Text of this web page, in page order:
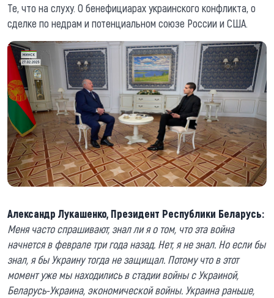
Те, что на слуху. О бенефициарах украинского конфликта, о
сделке по недрам и потенциальном союзе России и США.
Александр Лукашенко, Президент Республики Беларусь:
Меня часто спрашивают, знал ли я о том, что эта война
начнется в феврале три года назад. Нет, я не знал. Но если бы
знал, я бы Украину тогда не защищал. Потому что в этот
момент уже мы находились в стадии войны с Украиной,
Беларусь-Украина, экономической войны. Украина раньше,